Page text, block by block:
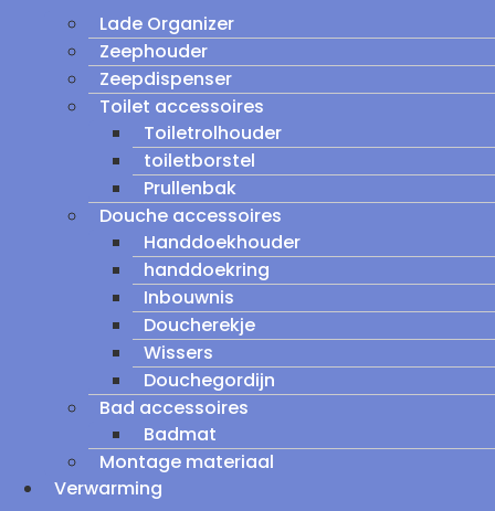
Lade Organizer
Zeephouder
Zeepdispenser
Toilet accessoires
Toiletrolhouder
toiletborstel
Prullenbak
Douche accessoires
Handdoekhouder
handdoekring
Inbouwnis
Doucherekje
Wissers
Douchegordijn
Bad accessoires
Badmat
Montage materiaal
Verwarming